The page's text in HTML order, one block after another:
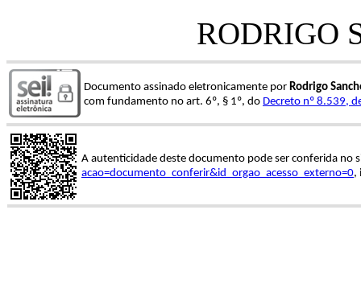
RODRIGO
Documento assinado eletronicamente por Rodrigo
com fundamento no art. 6º, § 1º, do Decreto nº 8.539,
A autenticidade deste documento pode ser conferida no
acao=documento_conferir&id_orgao_acesso_externo=0,